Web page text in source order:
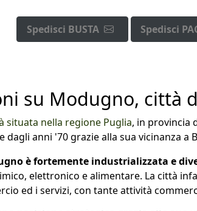
Spedisci BUSTA Spedisci
su Modugno, città
situata nella regione Puglia, in provincia
dagli anni '70 grazie alla sua vicinanza a
è fortemente industrializzata e
elettronico e alimentare. La città
ed i servizi, con tante attività